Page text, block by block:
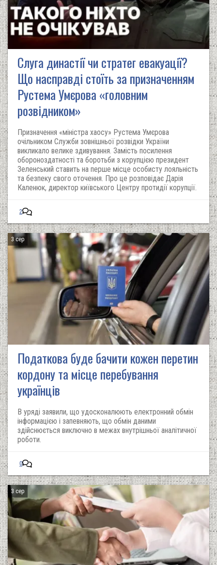
Слуга династії чи стратег евакуації?
Що насправді стоїть за призначенням
Рустема Умєрова «головним
розвідником»
Призначення «міністра хаосу» Рустема Умєрова
очільником Служби зовнішньої розвідки України
викликало велике здивування. Замість посилення
обороноздатності та боротьби з корупцією президент
Зеленський ставить на перше місце особисту лояльність
та безпеку свого оточення. Про це розповідає Дарія
Каленюк, директор київського Центру протидії корупції. ‬
2
3 сер
Податкова буде бачити кожен перетин
кордону та місце перебування
українців
В уряді заявили, що удосконалюють електронний обмін
інформацією і запевняють, що обмін даними
здійснюється виключно в межах внутрішньої аналітичної
роботи.
0
3 сер